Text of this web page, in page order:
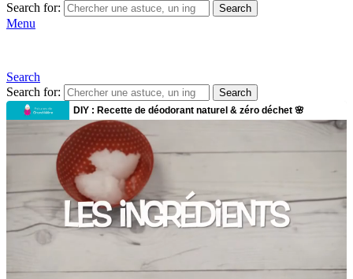
Search for:
Search
Menu
Search
Search for:
Search